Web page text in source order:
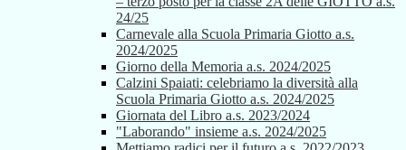
24/25
Carnevale alla Scuola Primaria Giotto a.s.
2024/2025
Giorno della Memoria a.s. 2024/2025
Calzini Spaiati: celebriamo la diversità alla
Scuola Primaria Giotto a.s. 2024/2025
Giornata del Libro a.s. 2023/2024
"Laborando" insieme a.s. 2024/2025